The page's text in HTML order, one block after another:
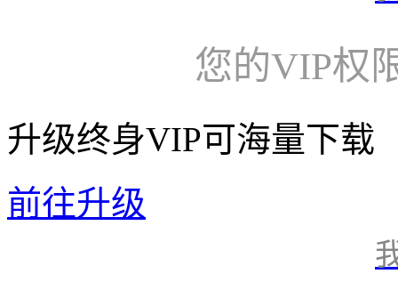
您的VIP权
升级终身VIP可海量下载
前往升级